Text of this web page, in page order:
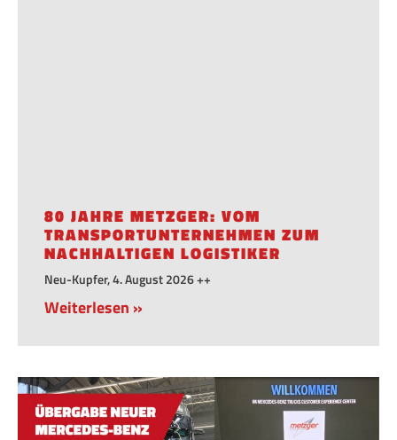
80 JAHRE METZGER: VOM
TRANSPORTUNTERNEHMEN ZUM
NACHHALTIGEN LOGISTIKER
Neu-Kupfer, 4. August 2026 ++
Weiterlesen »